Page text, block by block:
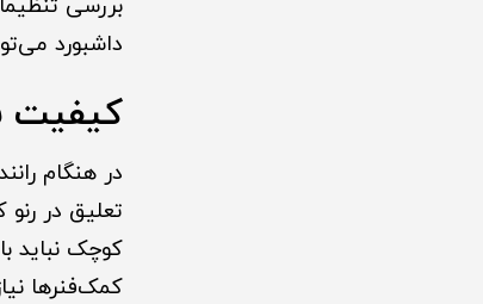
بررسی
داشبورد
کیفیت
در هنگام
تعلیق در
کوچک نباید
کمک‌فنرها